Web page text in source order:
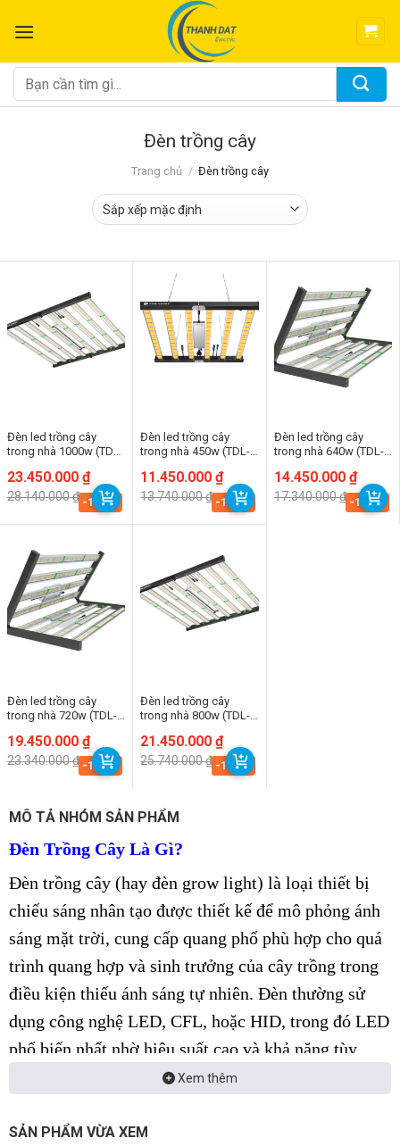
đến
dung
Tìm
kiếm:
Đèn trồng cây
Trang chủ / Đèn trồng cây
Đèn led trồng cây
trong nhà 1000w (TDL-
28.140.000₫
Giá
gốc
là:
28.140.000 ₫.
23.450.000 ₫
Giá
hiện
tại
23.450.000 ₫.
-16.7%
Đèn led trồng cây
trong nhà 450w (TDL-
13.740.000₫
Giá
gốc
là:
13.740.000 ₫.
11.450.000₫
Giá
hiện
tại
11.450.000 ₫.
-16.7%
Đèn led trồng cây
trong nhà 640w (TDL-
17.340.000₫
Giá
gốc
là:
17.340.000 ₫.
14.450.000 ₫
Giá
hiện
tại
-16.7%
Đèn led trồng cây
trong nhà 720w (TDL-
23.340.000₫
Giá
gốc
là:
23.340.000 ₫.
19.450.000 ₫
Giá
hiện
tại
-16.7%
Đèn led trồng cây
trong nhà 800w (TDL-
25.740.000₫
Giá
gốc
là:
25.740.000 ₫.
21.450.000₫
Giá
hiện
tại
-16.7%
MÔ TẢ NHÓM SẢN PHẨM
Đèn Trồng Cây Là Gì?
Đèn trồng cây (hay đèn grow light) là loại thiết bị
chiếu sáng nhân tạo được thiết kế để mô phỏng ánh
sáng mặt trời, cung cấp quang phổ phù hợp cho quá
trình quang hợp và sinh trưởng của cây trồng trong
điều kiện thiếu ánh sáng tự nhiên. Đèn thường sử
dụng công nghệ LED, CFL, hoặc HID, trong đó LED
phổ biến nhất nhờ hiệu suất cao và khả năng tùy
1. Đèn led trồng cây trong nhà 450w
Xem thêm
SẢN PHẨM VỪA XEM